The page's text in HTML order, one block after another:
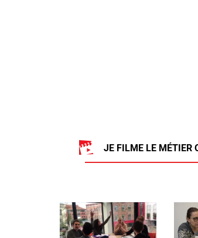
JE FILME LE MÉTIER